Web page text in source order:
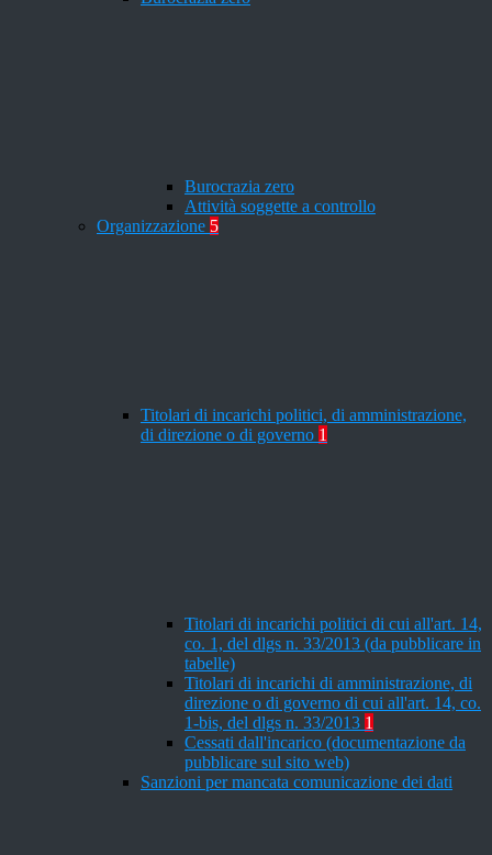
Burocrazia zero
Attività soggette a controllo
Organizzazione 5
Titolari di incarichi politici, di amministrazione,
di direzione o di governo 1
Titolari di incarichi politici di cui all'art. 14,
co. 1, del dlgs n. 33/2013 (da pubblicare in
tabelle)
Titolari di incarichi di amministrazione, di
direzione o di governo di cui all'art. 14, co.
1-bis, del dlgs n. 33/2013 1
Cessati dall'incarico (documentazione da
pubblicare sul sito web)
Sanzioni per mancata comunicazione dei dati